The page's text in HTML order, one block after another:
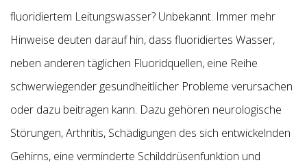
fluoridiertem Leitungswasser? Unbekannt. Immer mehr
Hinweise deuten darauf hin, dass fluoridiertes Wasser,
neben anderen täglichen Fluoridquellen, eine Reihe
schwerwiegender gesundheitlicher Probleme verursachen
oder dazu beitragen kann. Dazu gehören neurologische
Störungen, Arthritis, Schädigungen des sich entwickelnden
Gehirns, eine verminderte Schilddrüsenfunktion und